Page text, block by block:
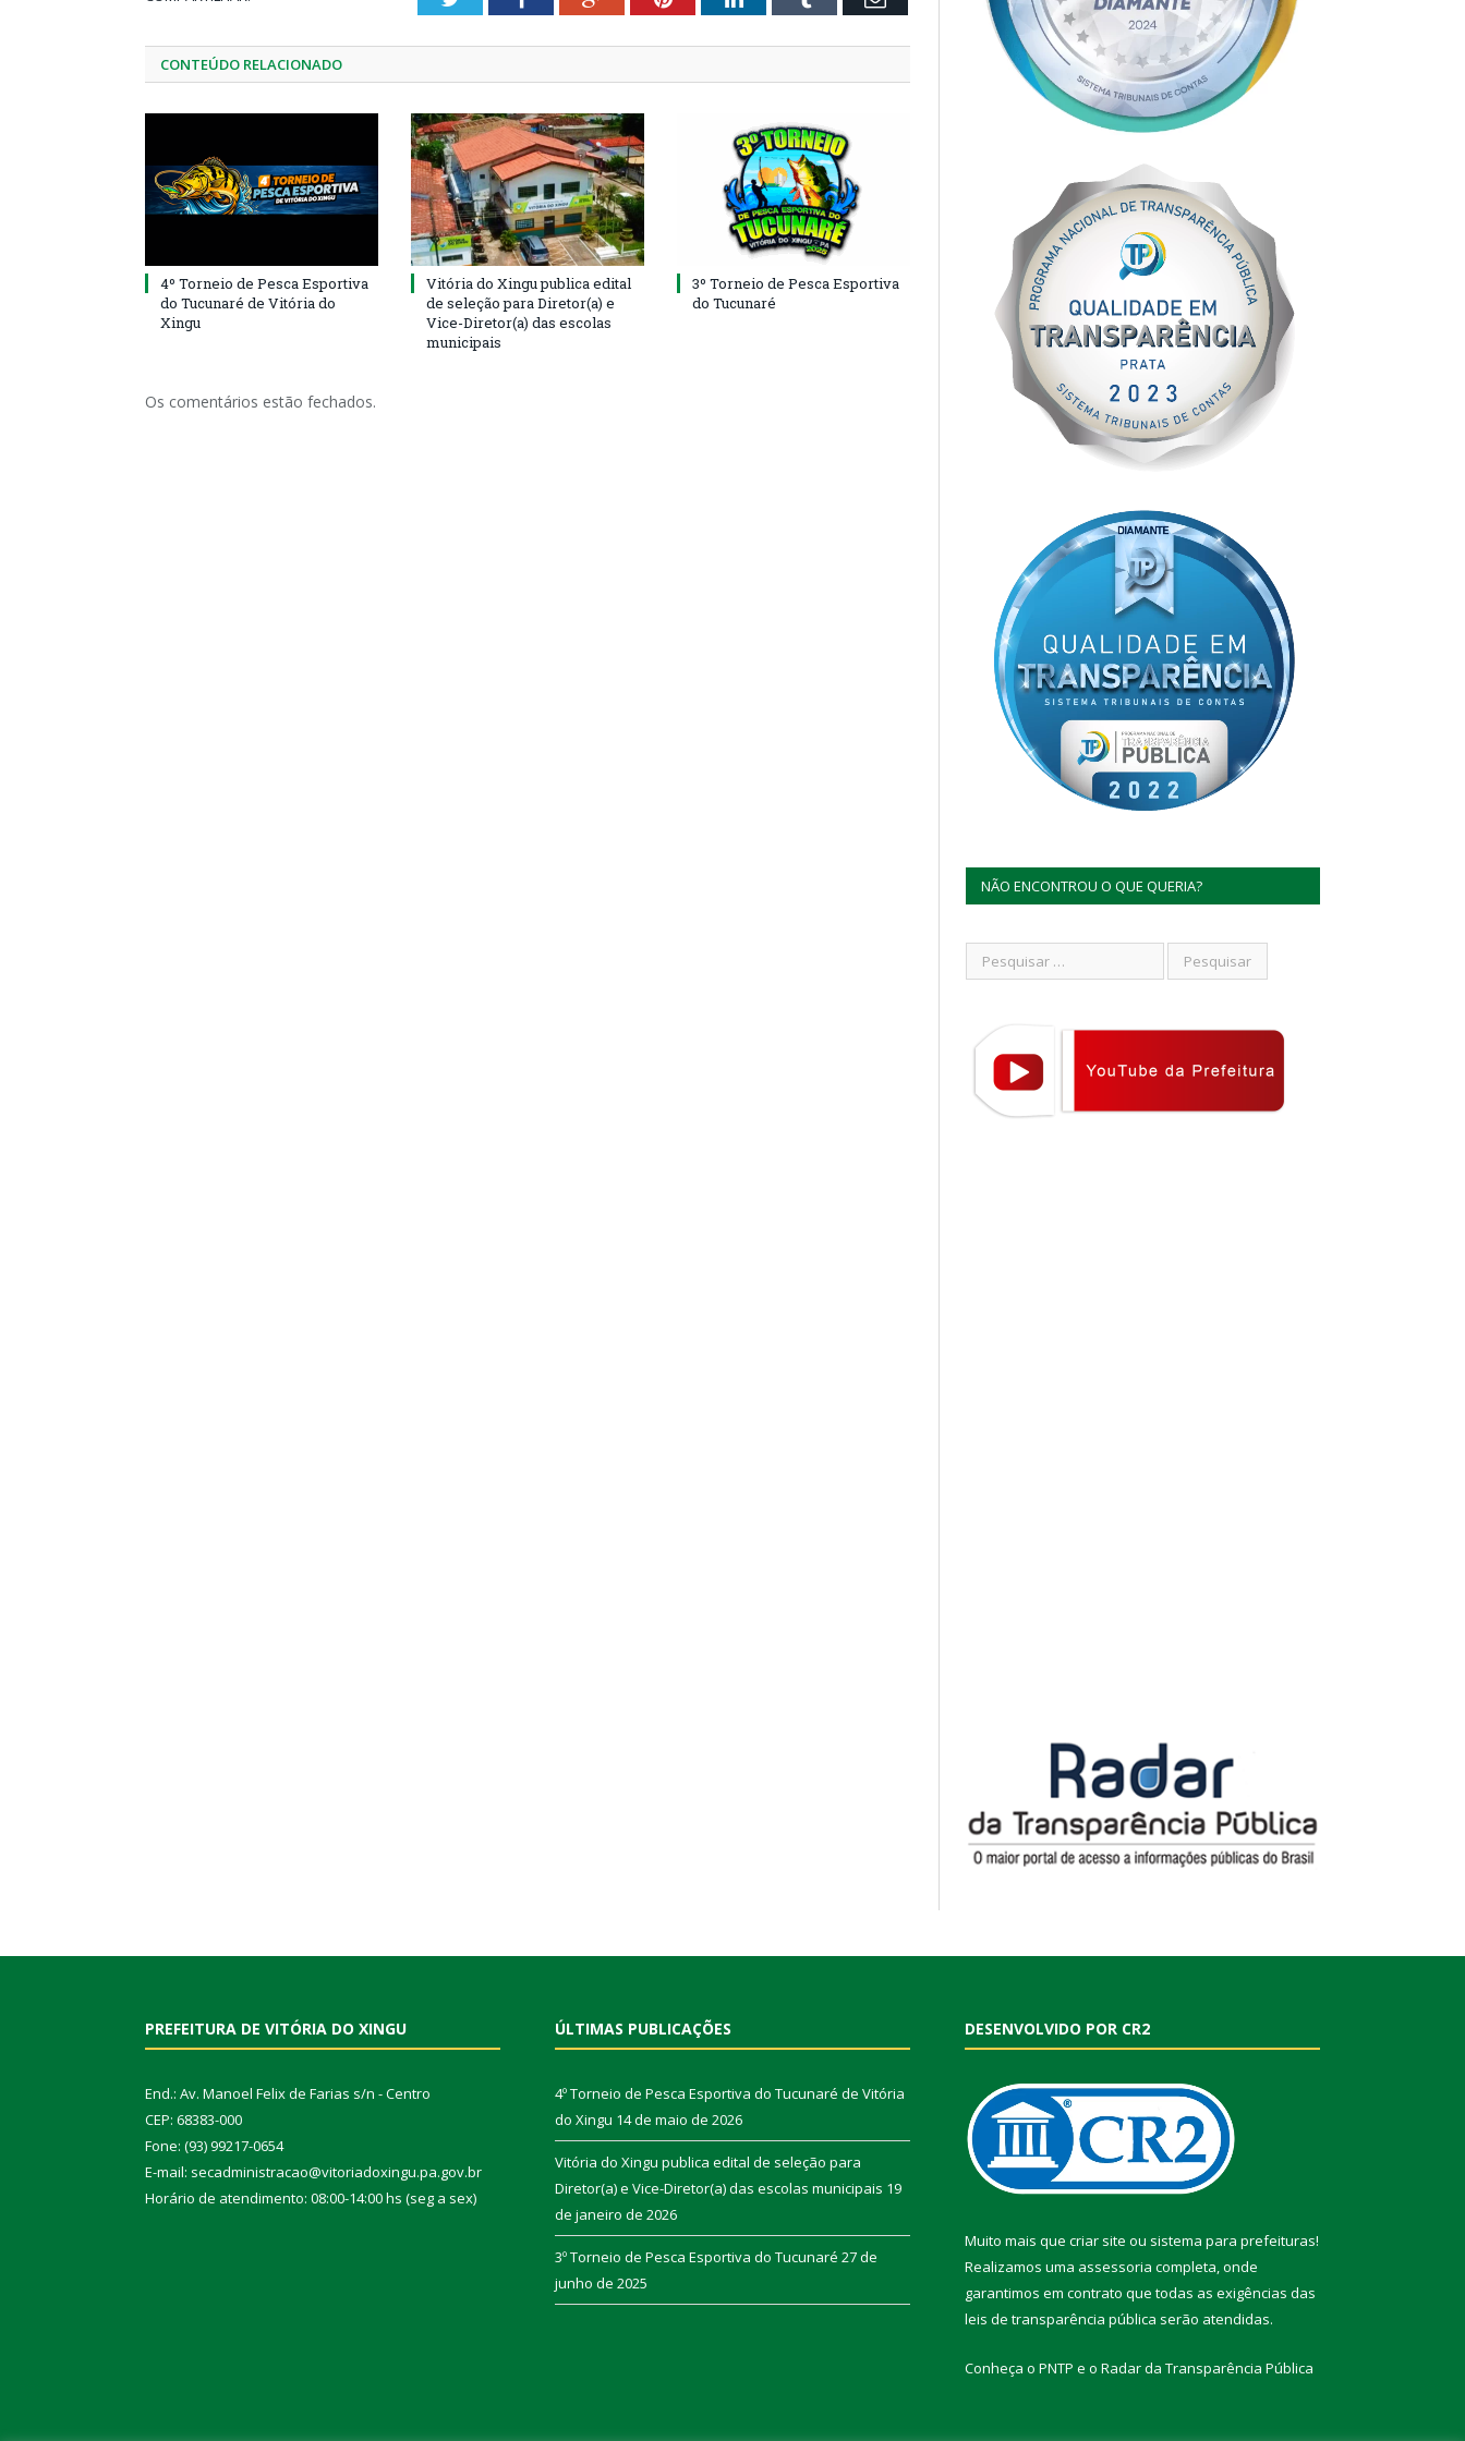
CONTEÚDO RELACIONADO
4º Torneio de Pesca Esportiva
do Tucunaré de Vitória do
Xingu
Vitória do Xingu publica edital
de seleção para Diretor(a) e
Vice-Diretor(a) das escolas
municipais
3º Torneio de Pesca Esportiva
do Tucunaré
Os comentários estão fechados.
NÃO ENCONTROU O QUE QUERIA?
PREFEITURA DE VITÓRIA DO XINGU
End.: Av. Manoel Felix de Farias s/n - Centro
CEP: 68383-000
Fone: (93) 99217-0654
E-mail: secadministracao@vitoriadoxingu.pa.gov.br
Horário de atendimento: 08:00-14:00 hs (seg a sex)
ÚLTIMAS PUBLICAÇÕES
4º Torneio de Pesca Esportiva do Tucunaré de Vitória
do Xingu 14 de maio de 2026
Vitória do Xingu publica edital de seleção para
Diretor(a) e Vice-Diretor(a) das escolas municipais 19
de janeiro de 2026
3º Torneio de Pesca Esportiva do Tucunaré 27 de
junho de 2025
DESENVOLVIDO POR CR2
Muito mais que criar site ou sistema para prefeituras!
Realizamos uma assessoria completa, onde
garantimos em contrato que todas as exigências das
leis de transparência pública serão atendidas.
Conheça o PNTP e o Radar da Transparência Pública